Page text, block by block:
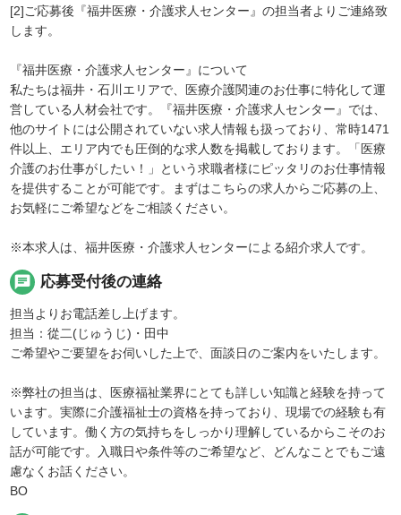
[2]ご応募後『福井医療・介護求人センター』の担当者よりご連絡致
します。
『福井医療・介護求人センター』について
私たちは福井・石川エリアで、医療介護関連のお仕事に特化して運
営している人材会社です。『福井医療・介護求人センター』では、
他のサイトには公開されていない求人情報も扱っており、常時1471
件以上、エリア内でも圧倒的な求人数を掲載しております。「医療
介護のお仕事がしたい！」という求職者様にピッタリのお仕事情報
を提供することが可能です。まずはこちらの求人からご応募の上、
お気軽にご希望などをご相談ください。
※本求人は、福井医療・介護求人センターによる紹介求人です。
chat 応募受付後の連絡
担当よりお電話差し上げます。
担当：從二(じゅうじ)・田中
ご希望やご要望をお伺いした上で、面談日のご案内をいたします。
※弊社の担当は、医療福祉業界にとても詳しい知識と経験を持って
います。実際に介護福祉士の資格を持っており、現場での経験も有
しています。働く方の気持ちをしっかり理解しているからこそのお
話が可能です。入職日や条件等のご希望など、どんなことでもご遠
慮なくお話ください。
BO